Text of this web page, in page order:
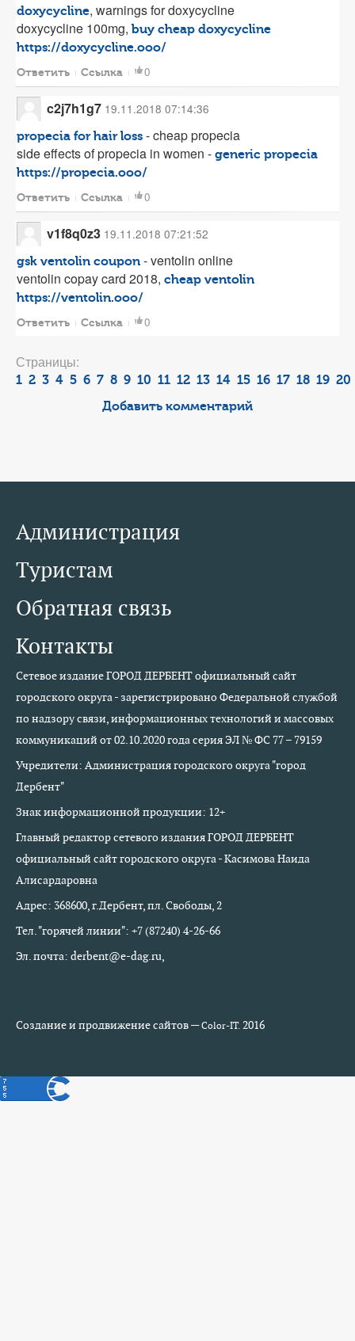
doxycycline, warnings for doxycycline
doxycycline 100mg, buy cheap doxycycline
https://doxycycline.ooo/
Ответить Ссылка 0
c2j7h1g7 19.11.2018 07:14:36
propecia for hair loss - cheap propecia
side effects of propecia in women - generic propecia
https://propecia.ooo/
Ответить Ссылка 0
v1f8q0z3 19.11.2018 07:21:52
gsk ventolin coupon - ventolin online
ventolin copay card 2018, cheap ventolin
https://ventolin.ooo/
Ответить Ссылка 0
Страницы:
1 2 3 4 5 6 7 8 9 10 11 12 13 14 15 16 17 18 19 20
Добавить комментарий
Администрация
Туристам
Обратная связь
Контакты
Сетевое издание ГОРОД ДЕРБЕНТ официальный сайт
городского округа - зарегистрировано Федеральной службой
по надзору связи, информационных технологий и массовых
коммуникаций от 02.10.2020 года серия ЭЛ № ФС 77 – 79159
Учредители: Администрация городского округа "город
Дербент"
Знак информационной продукции: 12+
Главный редактор сетевого издания ГОРОД ДЕРБЕНТ
официальный сайт городского округа - Касимова Наида
Алисардаровна
Адрес: 368600, г.Дербент, пл. Свободы, 2
Тел. "горячей линии": +7 (87240) 4-26-66
Эл. почта: derbent@e-dag.ru,
Создание и продвижение сайтов —Color-IT.2016